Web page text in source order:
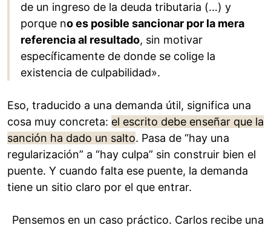
de un ingreso de la deuda tributaria (…) y
porque no es posible sancionar por la mera
referencia al resultado, sin motivar
específicamente de donde se colige la
existencia de culpabilidad».
Eso, traducido a una demanda útil, significa una
cosa muy concreta: el escrito debe enseñar que la
sanción ha dado un salto. Pasa de “hay una
regularización” a “hay culpa” sin construir bien el
puente. Y cuando falta ese puente, la demanda
tiene un sitio claro por el que entrar.
Pensemos en un caso práctico. Carlos recibe una